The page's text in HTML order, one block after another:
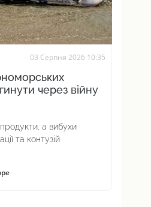
03 Серпня 2026 10:35
через війну
а вибухи
та контузій